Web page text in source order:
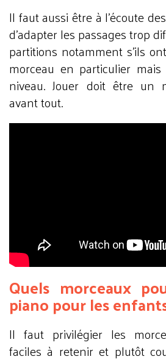
Il faut aussi être à l’écoute
d’adapter les passages trop
partitions notamment s’ils
morceau en particulier mais
niveau. Jouer doit être un
avant tout.
Quels morceaux
piano pour les
Il faut privilégier les
faciles à retenir et plutôt